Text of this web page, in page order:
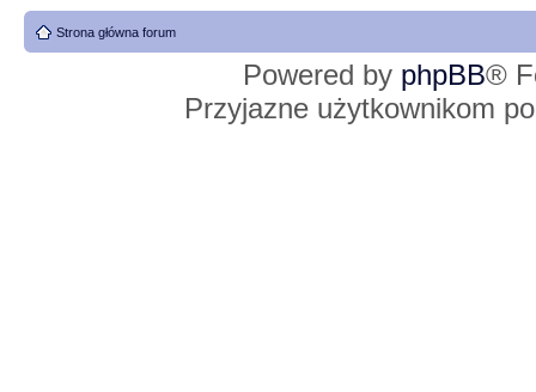
Strona główna forum
Powered by phpBB®
Przyjazne użytkownikom